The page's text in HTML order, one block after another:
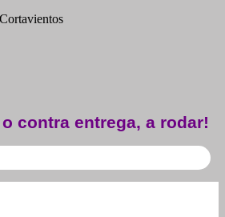
o contra entrega, a rodar!